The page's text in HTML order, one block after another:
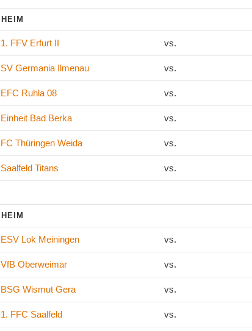
HEIM
1. FFV Erfurt II vs.
SV Germania Ilmenau vs.
EFC Ruhla 08 vs.
Einheit Bad Berka vs.
FC Thüringen Weida vs.
Saalfeld Titans vs.
HEIM
ESV Lok Meiningen vs.
VfB Oberweimar vs.
BSG Wismut Gera vs.
1. FFC Saalfeld vs.